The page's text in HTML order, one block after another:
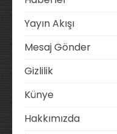
Yayın Akışı
Mesaj Gönder
Gizlilik
Künye
Hakkımızda